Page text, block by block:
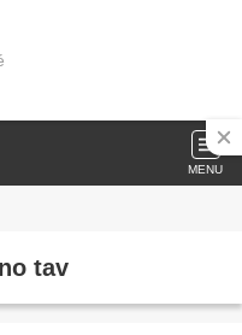
MENU
tav